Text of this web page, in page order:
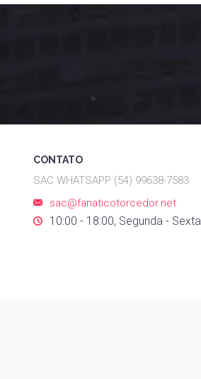
CONTATO
SAC WHATSAPP (54) 99638-7583
sac@fanaticotorcedor.net
10:00 - 18:00, Segunda - Sexta